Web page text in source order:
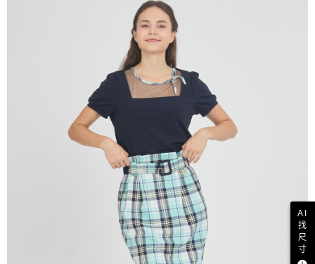
AI
找
尺
寸